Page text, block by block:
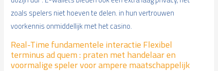
zoals spelers niet hoeven te delen. in hun vertrouwen
voorkennis onmiddellijk met het casino.
Real-Time fundamentele interactie Flexibel
terminus ad quem : praten met handelaar en
voormalige speler voor ampere maatschappelijk